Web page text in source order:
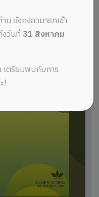
ยังคงสามารถเข้า
วันที่ 31 สิงหาคม
ตรียมพบกับการ
!